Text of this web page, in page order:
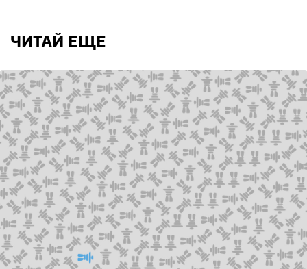
ЧИТАЙ ЕЩЕ